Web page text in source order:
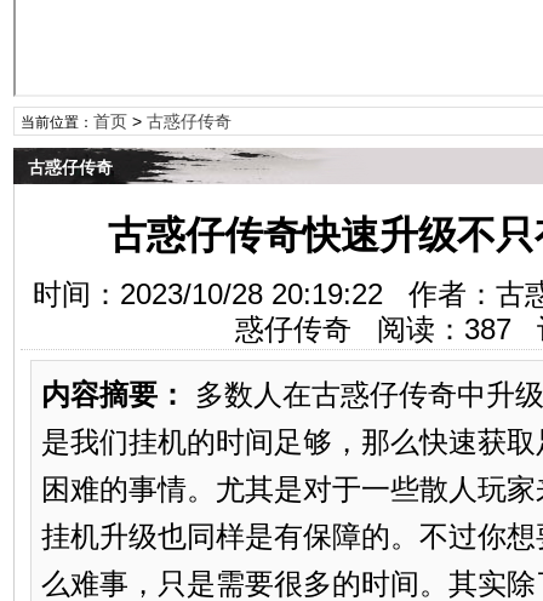
当前位置： 首页> 古惑仔传奇
古惑仔传奇
古惑仔传奇快速升级不
时间：2023/10/28 20:19:22 作者：
惑仔传奇 阅读： 387
内容摘要：
多数人在古惑仔传奇中升
是我们挂机的时间足够，那么快速获
困难的事情。尤其是对于一些散人玩
挂机升级也同样是有保障的。不过你
么难事，只是需要很多的时间。其实